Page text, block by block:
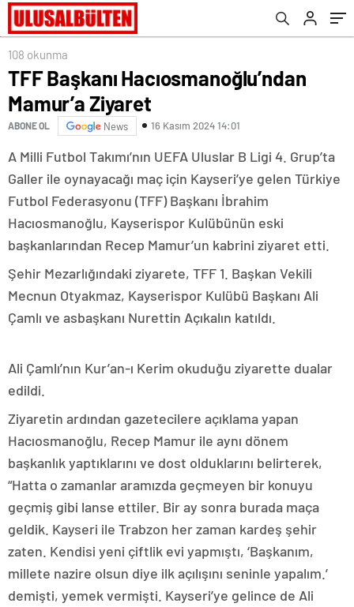
108 okunma
TFF Başkanı Hacıosmanoğlu’ndan
Mamur’a Ziyaret
ABONE OL News 16 Kasım 2024 14:01
A Milli Futbol Takımı’nın UEFA Uluslar B Ligi 4. Grup’ta
Galler ile oynayacağı maç için Kayseri’ye gelen Türkiye
Futbol Federasyonu (TFF) Başkanı İbrahim
Hacıosmanoğlu, Kayserispor Kulübünün eski
başkanlarından Recep Mamur’un kabrini ziyaret etti.
Şehir Mezarlığındaki ziyarete, TFF 1. Başkan Vekili
Mecnun Otyakmaz, Kayserispor Kulübü Başkanı Ali
Çamlı ve asbaşkanı Nurettin Açıkalın katıldı.
Ali Çamlı’nın Kur’an-ı Kerim okuduğu ziyarette dualar
edildi.
Ziyaretin ardından gazetecilere açıklama yapan
Hacıosmanoğlu, Recep Mamur ile aynı dönem
başkanlık yaptıklarını ve dost olduklarını belirterek,
“Hatta o zamanlar aramızda geçmeyen bir konuyu
geçmiş gibi lanse ettiler. Bir ay sonra burada maça
geldik. Kayseri ile Trabzon her zaman kardeş şehir
zaten. Kendisi yeni çiftlik evi yapmıştı, ‘Başkanım,
millete nazire olsun diye ilk açılışını seninle yapalım.’
demişti, yemek vermişti. Kayseri’ye gelince de Ali